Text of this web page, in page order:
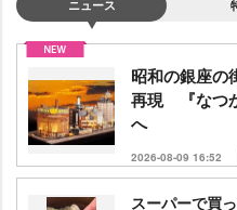
ニュース
昭和の銀座の
再現 『なつ
へ
2026-08-09 16:52
スーパーで買